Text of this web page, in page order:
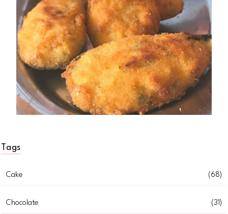
Tags
Cake (68)
Chocolate (31)